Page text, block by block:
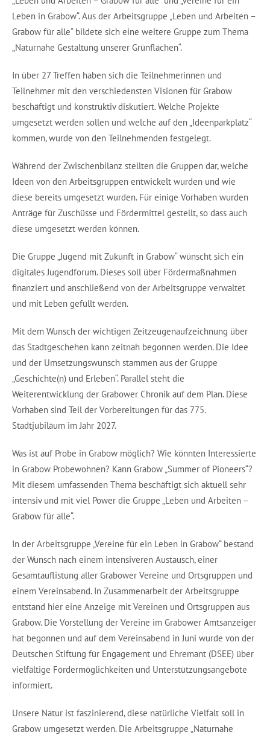
Leben in Grabow“. Aus der Arbeitsgruppe „Leben und Arbeiten –
Grabow für alle“ bildete sich eine weitere Gruppe zum Thema
„Naturnahe Gestaltung unserer Grünflächen“.
In über 27 Treffen haben sich die Teilnehmerinnen und
Teilnehmer mit den verschiedensten Visionen für Grabow
beschäftigt und konstruktiv diskutiert. Welche Projekte
umgesetzt werden sollen und welche auf den „Ideenparkplatz“
kommen, wurde von den Teilnehmenden festgelegt.
Während der Zwischenbilanz stellten die Gruppen dar, welche
Ideen von den Arbeitsgruppen entwickelt wurden und wie
diese bereits umgesetzt wurden. Für einige Vorhaben wurden
Anträge für Zuschüsse und Fördermittel gestellt, so dass auch
diese umgesetzt werden können.
Die Gruppe „Jugend mit Zukunft in Grabow“ wünscht sich ein
digitales Jugendforum. Dieses soll über Fördermaßnahmen
finanziert und anschließend von der Arbeitsgruppe verwaltet
und mit Leben gefüllt werden.
Mit dem Wunsch der wichtigen Zeitzeugenaufzeichnung über
das Stadtgeschehen kann zeitnah begonnen werden. Die Idee
und der Umsetzungswunsch stammen aus der Gruppe
„Geschichte(n) und Erleben“. Parallel steht die
Weiterentwicklung der Grabower Chronik auf dem Plan. Diese
Vorhaben sind Teil der Vorbereitungen für das 775.
Stadtjubiläum im Jahr 2027.
Was ist auf Probe in Grabow möglich? Wie könnten Interessierte
in Grabow Probewohnen? Kann Grabow „Summer of Pioneers“?
Mit diesem umfassenden Thema beschäftigt sich aktuell sehr
intensiv und mit viel Power die Gruppe „Leben und Arbeiten –
Grabow für alle“.
In der Arbeitsgruppe „Vereine für ein Leben in Grabow“ bestand
der Wunsch nach einem intensiveren Austausch, einer
Gesamtauflistung aller Grabower Vereine und Ortsgruppen und
einem Vereinsabend. In Zusammenarbeit der Arbeitsgruppe
entstand hier eine Anzeige mit Vereinen und Ortsgruppen aus
Grabow. Die Vorstellung der Vereine im Grabower Amtsanzeiger
hat begonnen und auf dem Vereinsabend in Juni wurde von der
Deutschen Stiftung für Engagement und Ehremant (DSEE) über
vielfältige Fördermöglichkeiten und Unterstützungsangebote
informiert.
Unsere Natur ist faszinierend, diese natürliche Vielfalt soll in
Grabow umgesetzt werden. Die Arbeitsgruppe „Naturnahe